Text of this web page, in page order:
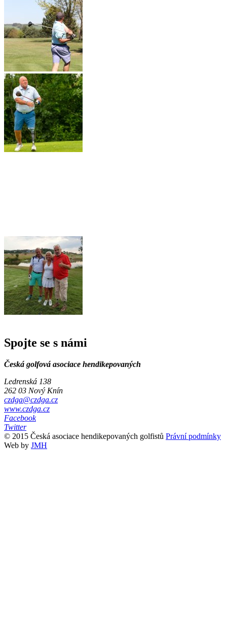
Spojte se s námi
Česká golfová asociace hendikepovaných
Ledrenská 138
262 03 Nový Knín
czdga@czdga.cz
www.czdga.cz
Facebook
Twitter
© 2015 Česká asociace hendikepovaných golfistů Právní podmínky
Web by JMH